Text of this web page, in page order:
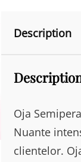
Description
Oja
Nuante
clientelor.